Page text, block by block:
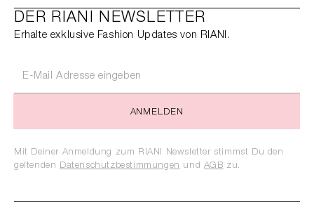
DER RIANI NEWSLETTER
Erhalte exklusive Fashion Updates von RIANI.
ANMELDEN
Mit Deiner Anmeldung zum RIANI Newsletter stimmst Du den
geltenden Datenschutzbestimmungen und AGB zu.